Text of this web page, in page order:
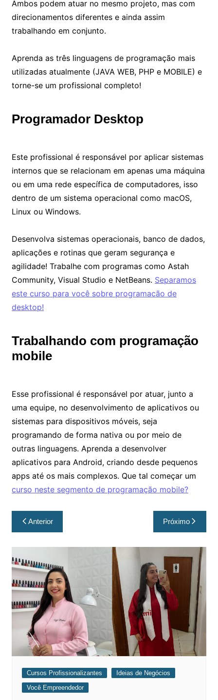
Ambos podem atuar no mesmo projeto, mas com
direcionamentos diferentes e ainda assim
trabalhando em conjunto.
Aprenda as três linguagens de programação mais
utilizadas atualmente (JAVA WEB, PHP e MOBILE) e
torne-se um profissional completo!
Programador Desktop
Este profissional é responsável por aplicar sistemas
internos que se relacionam em apenas uma máquina
ou em uma rede específica de computadores, isso
dentro de um sistema operacional como macOS,
Linux ou Windows.
Desenvolva sistemas operacionais, banco de dados,
aplicações e rotinas que geram segurança e
agilidade! Trabalhe com programas como Astah
Community, Visual Studio e NetBeans. Separamos
este curso para você sobre programacão de
desktop!
Trabalhando com programação
mobile
Esse profissional é responsável por atuar, junto a
uma equipe, no desenvolvimento de aplicativos ou
sistemas para dispositivos móveis, seja
programando de forma nativa ou por meio de
outras linguagens. Aprenda a desenvolver
aplicativos para Android, criando desde pequenos
apps até os mais complexos. Que tal começar um
curso neste segmento de programação mobile?
Anterior Próximo
Cursos Profissionalizantes
Ideias de Negócios
Você Empreendedor